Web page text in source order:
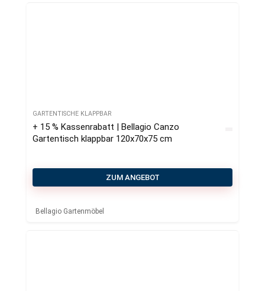
GARTENTISCHE KLAPPBAR
+ 15 % Kassenrabatt | Bellagio Canzo
Gartentisch klappbar 120x70x75 cm
ZUM ANGEBOT
Bellagio Gartenmöbel